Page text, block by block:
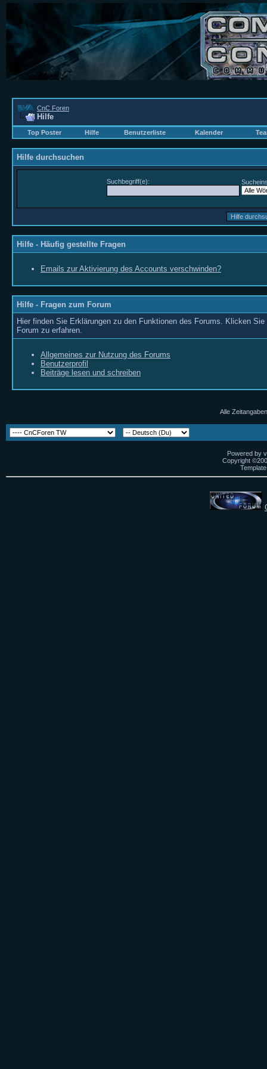
CnC Foren
Hilfe
Top Poster Hilfe Benutzerliste Kalender
Hilfe durchsuchen
Suchbegriff(e):
Hilfe - Häufig gestellte Fragen
Emails zur Aktivierung des Accounts verschwinden?
Hilfe - Fragen zum Forum
Hier finden Sie Erklärungen zu den Funktionen des Forums. Klicken
Forum zu erfahren.
Allgemeines zur Nutzung des Forums
Benutzerprofil
Beiträge lesen und schreiben
Alle
Powered by
Copyright